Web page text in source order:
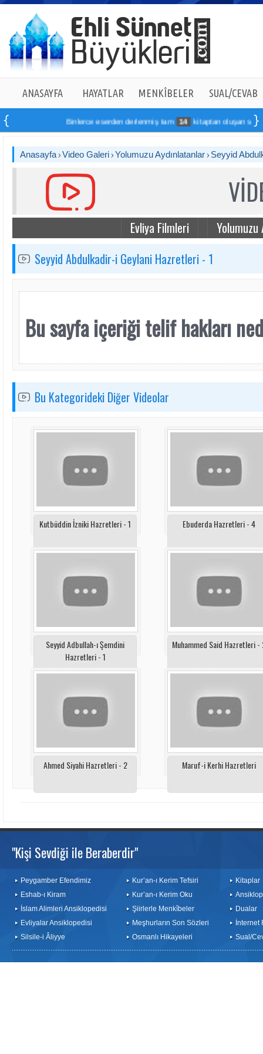
ANASAYFA HAYATLAR MENKÎBELER SUAL/CEVAB
Binlerce eserden derlenmiş tam 14 kitaptan oluşan seti
Anasayfa Video Galeri Yolumuzu Aydınlatanlar Seyyid
Evliya Filmleri
Yolumuzu
Seyyid Abdulkadir-i Geylani Hazretleri - 1
Bu sayfa içeriği telif hakları
Bu Kategorideki Diğer Videolar
Kutbüddin İzniki Hazretleri - 1 Ebuderda Hazretleri - 4
Seyyid Adbullah-ı Şemdini
Hazretleri - 1
Muhammed Said Hazretleri -
Ahmed Siyahi Hazretleri - 2 Maruf-i Kerhi Hazretleri
"Kişi Sevdiği ile Beraberdir"
Peygamber Efendimiz
Eshab-ı Kiram
İslam Alimleri Ansiklopedisi
Evliyalar Ansiklopedisi
Silsile-i Âliyye
Kur’an-ı Kerim Tefsiri
Kur’an-ı Kerim Oku
Şiirlerle Menkîbeler
Meşhurların Son Sözleri
Osmanlı Hikayeleri
Kitaplar
Dualar
İnternet
Sual/